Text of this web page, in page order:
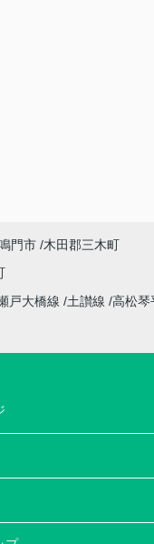
門市 木田郡三木町
戸大橋線 土讃線 高松琴